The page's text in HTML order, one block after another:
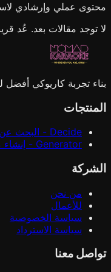
محتوى عملي وإرشادي
لا توجد مقالات بعد. عُد
بناء تجربة كاريوكي أفضل
المنتجات
Decide - البحث عن الأغاني
Generator - إنشاء مقاطع فيديو
الشركة
من نحن
للأعمال
سياسة الخصوصية
سياسة الاسترداد
تواصل معنا